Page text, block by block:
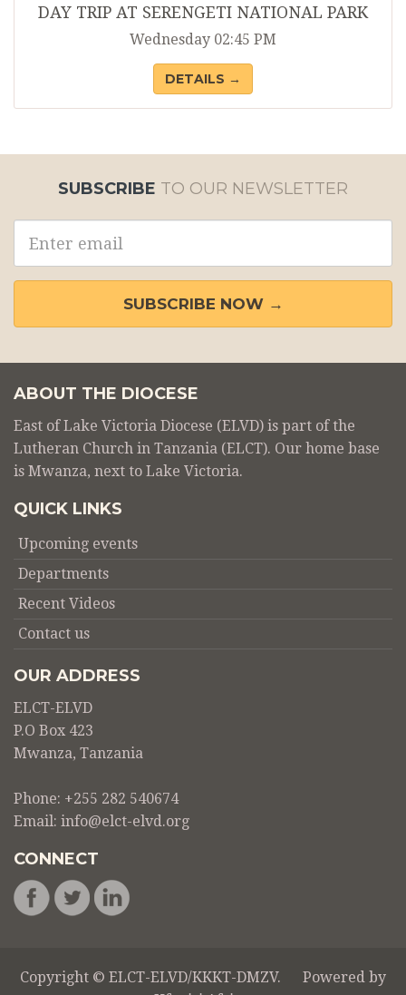
DAY TRIP AT SERENGETI NATIONAL PARK
Wednesday 02:45 PM
DETAILS →
SUBSCRIBE TO OUR NEWSLETTER
address
SUBSCRIBE NOW →
ABOUT THE DIOCESE
East of Lake Victoria Diocese (ELVD) is part of the
Lutheran Church in Tanzania (ELCT). Our home base
is Mwanza, next to Lake Victoria.
QUICK LINKS
Upcoming events
Departments
Recent Videos
Contact us
OUR ADDRESS
ELCT-ELVD
P.O Box 423
Mwanza, Tanzania
Phone: +255 282 540674
Email: info@elct-elvd.org
CONNECT
Copyright © ELCT-ELVD/KKKT-DMZV. Powered by